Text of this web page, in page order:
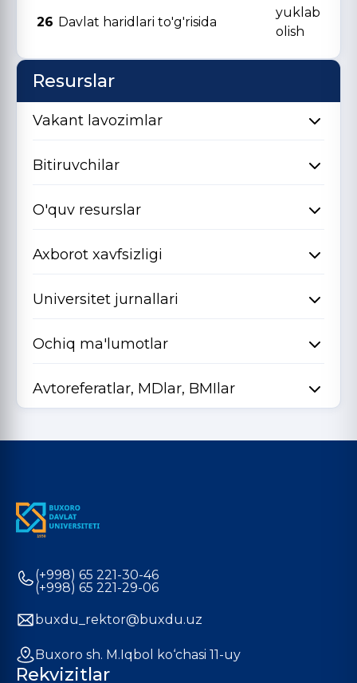
26 Davlat haridlari to'g'risida
yuklab
olish
Resurslar
Vakant lavozimlar
Bitiruvchilar
O'quv resurslar
Axborot xavfsizligi
Universitet jurnallari
Ochiq ma'lumotlar
Avtoreferatlar, MDlar, BMIlar
(+998) 65 221-30-46
(+998) 65 221-29-06
buxdu_rektor@buxdu.uz
Buxoro sh. M.Iqbol ko‘chasi 11-uy
Rekvizitlar